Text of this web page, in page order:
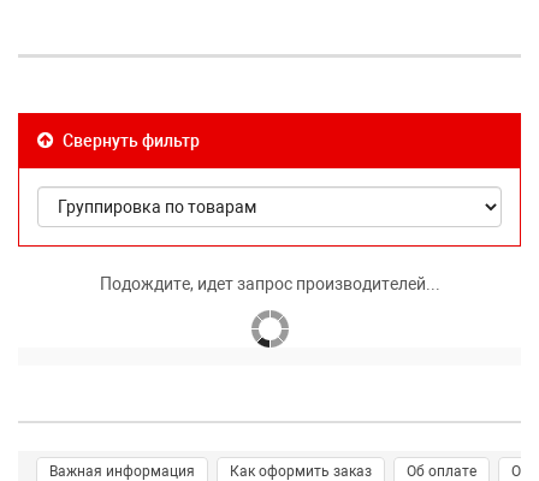
Свернуть фильтр
Подождите, идет запрос производителей...
Важная информация Как оформить заказ Об оплате О